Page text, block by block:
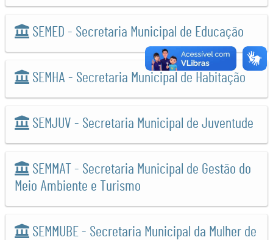
SEMED - Secretaria Municipal de Educação
SEMHA - Secretaria Municipal de Habitação
SEMJUV - Secretaria Municipal de Juventude
SEMMAT - Secretaria Municipal de Gestão do
Meio Ambiente e Turismo
SEMMUBE - Secretaria Municipal da Mulher de